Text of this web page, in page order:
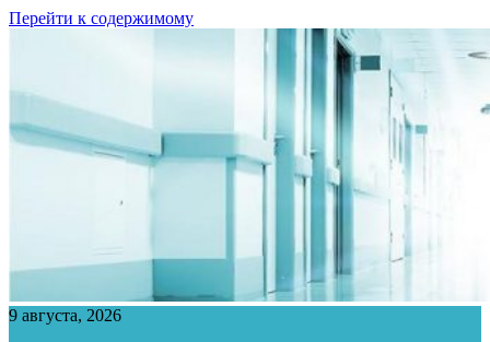
Перейти к содержимому
9 августа, 2026